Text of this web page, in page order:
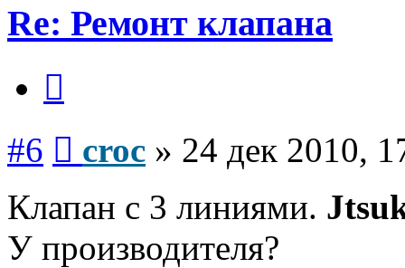
Re: Ремонт клапана
#6 croc » 24 дек 2010,
Клапан с 3 линиями.
У производителя?